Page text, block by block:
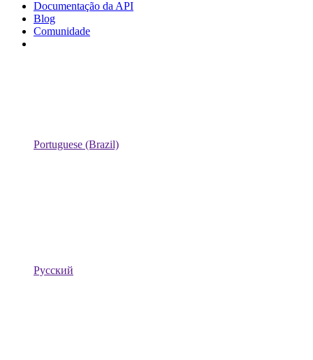
Documentação da API
Blog
Comunidade
Portuguese (Brazil)
Русский